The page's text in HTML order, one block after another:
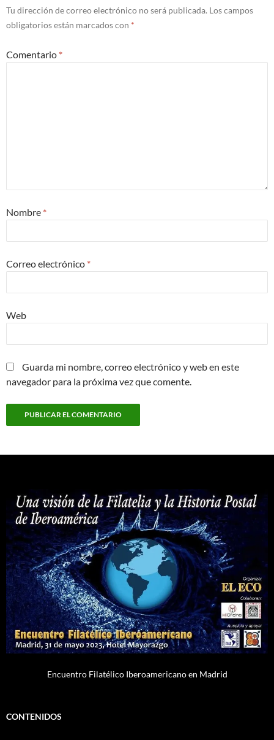
Tu dirección de correo electrónico no será publicada. Los campos
obligatorios están marcados con *
Comentario *
Nombre *
Correo electrónico *
Web
Guarda mi nombre, correo electrónico y web en este
navegador para la próxima vez que comente.
Encuentro Filatélico Iberoamericano en Madrid
CONTENIDOS